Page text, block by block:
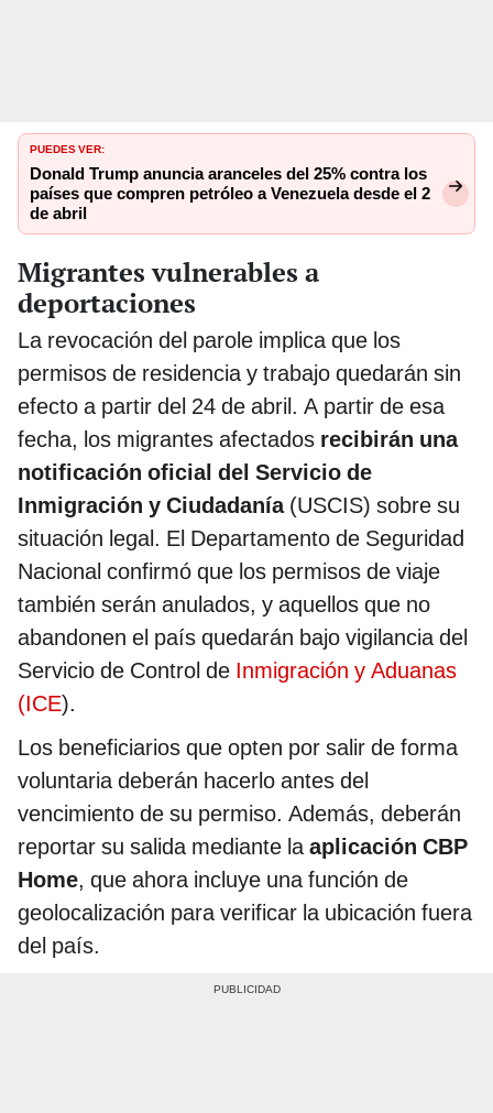
PUEDES VER:
Donald Trump anuncia aranceles del 25% contra los
países que compren petróleo a Venezuela desde el 2
de abril
Migrantes vulnerables a
deportaciones
La revocación del parole implica que los
permisos de residencia y trabajo quedarán sin
efecto a partir del 24 de abril. A partir de esa
fecha, los migrantes afectados recibirán una
notificación oficial del Servicio de
Inmigración y Ciudadanía (USCIS) sobre su
situación legal. El Departamento de Seguridad
Nacional confirmó que los permisos de viaje
también serán anulados, y aquellos que no
abandonen el país quedarán bajo vigilancia del
Servicio de Control de Inmigración y Aduanas
(ICE).
Los beneficiarios que opten por salir de forma
voluntaria deberán hacerlo antes del
vencimiento de su permiso. Además, deberán
reportar su salida mediante laaplicación CBP
Home, que ahora incluye una función de
geolocalización para verificar la ubicación fuera
del país.